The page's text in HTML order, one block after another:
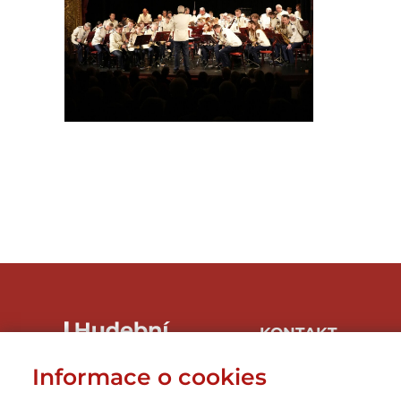
KONTAKT
Hrnčířská 1/246, 669 04
Informace o cookies